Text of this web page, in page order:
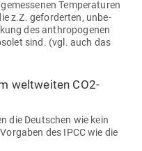
Tem­pe­ra­turen
z.Z. gefor­derten, unbe­
des anthro­po­genen
sind. (vgl. auch das
welt­weiten CO2-
die Deut­schen wie kein
des IPCC wie die